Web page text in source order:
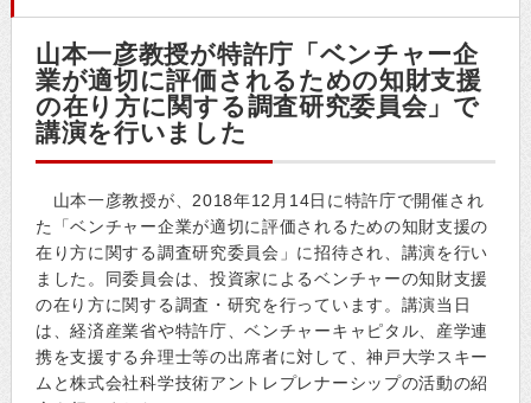
山本一彦教授が特許庁「ベンチャー企
業が適切に評価されるための知財支援
の在り方に関する調査研究委員会」で
講演を行いました
山本一彦教授が、2018年12月14日に特許庁で開催され
た「ベンチャー企業が適切に評価されるための知財支援の
在り方に関する調査研究委員会」に招待され、講演を行い
ました。同委員会は、投資家によるベンチャーの知財支援
の在り方に関する調査・研究を行っています。講演当日
は、経済産業省や特許庁、ベンチャーキャピタル、産学連
携を支援する弁理士等の出席者に対して、神戸大学スキー
ムと株式会社科学技術アントレプレナーシップの活動の紹